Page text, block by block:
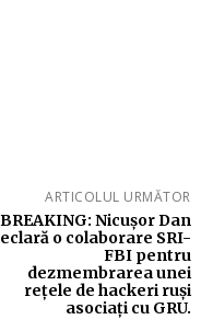
ARTICOLUL URMĂTOR
BREAKING: Nicușor Dan
o colaborare SRI-
FBI pentru
dezmembrarea unei
rețele de hackeri ruși
asociați cu GRU.